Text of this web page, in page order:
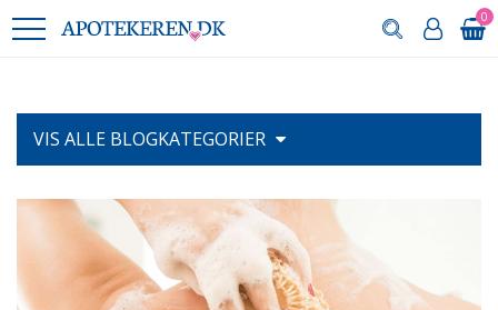
0
VIS ALLE BLOGKATEGORIER